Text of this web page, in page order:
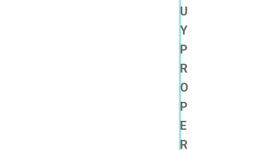
U
Y
P
R
O
P
E
R